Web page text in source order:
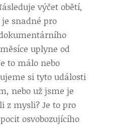
výčet obětí,
snadné pro
uplyne od
to málo nebo
si tyto události
nebo už jsme je
z mysli? Je to pro
osvobozujícího